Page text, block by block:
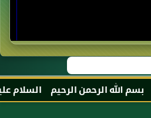
بسم الله الرحمن الرحيم السلام